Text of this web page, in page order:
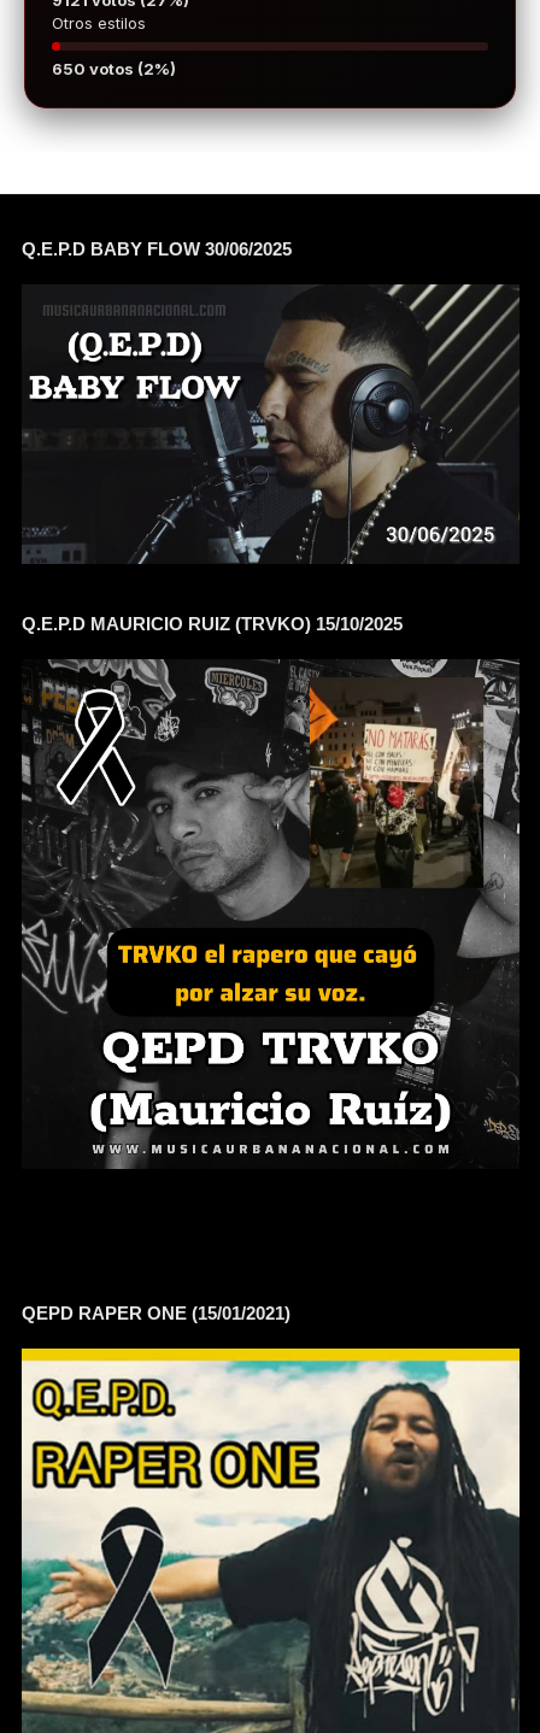
Otros estilos
650 votos (2%)
Q.E.P.D BABY FLOW 30/06/2025
Q.E.P.D MAURICIO RUIZ (TRVKO) 15/10/2025
QEPD RAPER ONE (15/01/2021)